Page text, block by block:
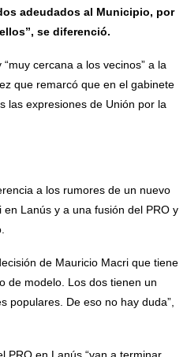
adeudados al Municipio, por
se diferenció.
cercana a los vecinos” a la
que remarcó que en el gabinete
las expresiones de Unión por la
a los rumores de un nuevo
Lanús y a una fusión del PRO y
de Mauricio Macri que tiene
de modelo. Los dos tienen un
populares. De eso no hay duda”,